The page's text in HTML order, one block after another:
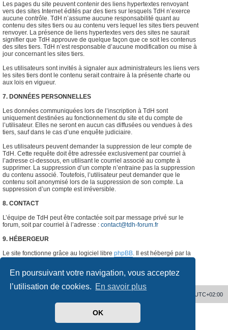
En poursuivant votre navigation, vous acceptez
l’utilisation de cookies. En savoir plus
OK
Les pages du site peuvent contenir des liens hypertextes renvoyant
vers des sites Internet édités par des tiers sur lesquels TdH n’exerce
aucune contrôle. TdH n’assume aucune responsabilité quant au
contenu des sites tiers ou au contenu vers lequel les sites tiers peuvent
renvoyer. La présence de liens hypertextes vers des sites ne saurait
signifier que TdH approuve de quelque façon que ce soit les contenus
des sites tiers. TdH n’est responsable d’aucune modification ou mise à
jour concernant les sites tiers.
Les utilisateurs sont invités à signaler aux administrateurs les liens vers
les sites tiers dont le contenu serait contraire à la présente charte ou
aux lois en vigueur.
7. DONNÉES PERSONNELLES
Les données communiquées lors de l’inscription à TdH sont
uniquement destinées au fonctionnement du site et du compte de
l’utilisateur. Elles ne seront en aucun cas diffusées ou vendues à des
tiers, sauf dans le cas d’une enquête judiciaire.
Les utilisateurs peuvent demander la suppression de leur compte de
TdH. Cette requête doit être adressée exclusivement par courriel à
l’adresse ci-dessous, en utilisant le courriel associé au compte à
supprimer. La suppression d’un compte n’entraine pas la suppression
du contenu associé. Toutefois, l’utilisateur peut demander que le
contenu soit anonymisé lors de la suppression de son compte. La
suppression d’un compte est irréversible.
8. CONTACT
L’équipe de TdH peut être contactée soit par message privé sur le
forum, soit par courriel à l’adresse : contact@tdh-forum.fr
9. HÉBERGEUR
Le site fonctionne grâce au logiciel libre phpBB. Il est hébergé par la
France.
UTC+02:00
phpBB ® Forum Software © phpBB Limited
phpBB-fr.com